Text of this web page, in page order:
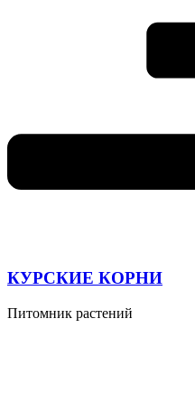
КУРСКИЕ КОРНИ
Питомник растений